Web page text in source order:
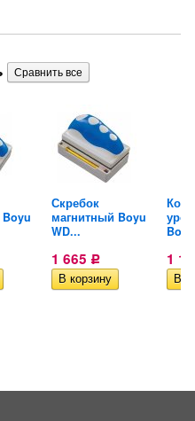
Скребок
магнитный Boyu
WD...
1 665 Р 1